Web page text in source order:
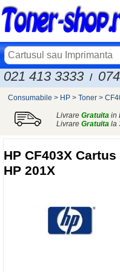
021 413 3333 /
Consumabile > HP > Toner >
Livrare Gratuitain
Livrare Gratuitala
HP CF403X Cartus
HP 201X